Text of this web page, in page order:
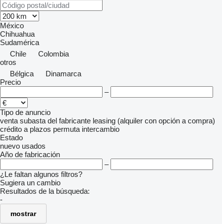
México
Chihuahua
Sudamérica
Chile
Colombia
otros
Bélgica
Dinamarca
Precio
–
Tipo de anuncio
venta subasta del fabricante leasing (alquiler con opción a compra)
crédito a plazos permuta intercambio
Estado
nuevo usados
Año de fabricación
–
¿Le faltan algunos filtros?
Sugiera un cambio
Resultados de la búsqueda:
-
mostrar